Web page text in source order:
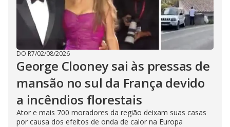
DO R7/02/08/2026
George Clooney sai às pressas de
mansão no sul da França devido
a incêndios florestais
Ator e mais 700 moradores da região deixam suas casas
por causa dos efeitos de onda de calor na Europa